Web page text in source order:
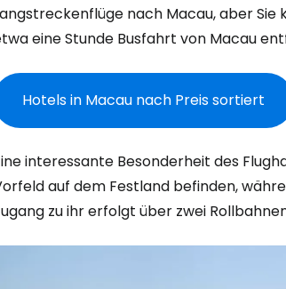
nach Macau, aber Sie
eine Stunde Busfahrt von Macau
Hotels in Macau nach Preis sortiert
interessante Besonderheit des
auf dem Festland befinden,
zu ihr erfolgt über zwei
... die weltweite